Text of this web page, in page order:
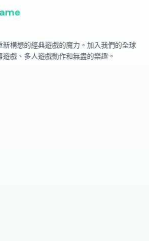
構想的經典遊戲的魔力。加入我們的全球
戲、多人遊戲動作和無盡的樂趣。